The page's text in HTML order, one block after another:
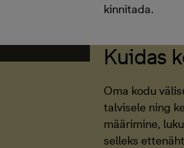
kinnitada.
Kuidas
Oma kodu
talvisele ning
määrimine,
selleks